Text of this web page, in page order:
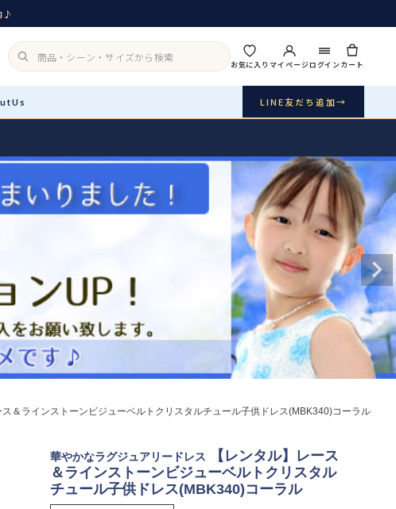
♪
お気に入りマイページログインカート
Us LINE友だち追加→
アウター インナー・パニエ
ジュエリー 音楽雑貨
Shichi-Go-San
3歳・5歳・7歳の晴れの日
Buy & Support ご購入・サポート
08 送料・お支払い
送料・決済方法
09 お問い合わせ
電話・メール・LINE
ス＆ラインストーンビジューベルトクリスタルチュール子供ドレス(MBK340)コーラル
華やかなラグジュアリードレス
【レンタル】レース
＆ラインストーンビジューベルトクリスタル
チュール子供ドレス(MBK340)コーラル